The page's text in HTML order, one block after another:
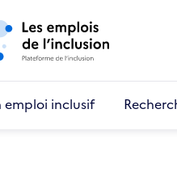
emploi inclusif